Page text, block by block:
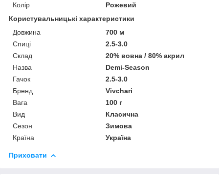
Колір
Рожевий
Користувальницькі характеристики
Довжина
700 м
Спиці
2.5-3.0
Склад
20% вовна / 80% акрил
Назва
Demi-Season
Гачок
2.5-3.0
Бренд
Vivchari
Вага
100 г
Вид
Класична
Сезон
Зимова
Країна
Україна
Приховати